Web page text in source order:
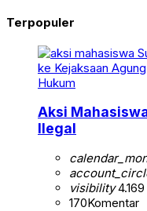
Terpopuler
Hukum
Aksi
Ilegal
visibility4.169
170Komentar